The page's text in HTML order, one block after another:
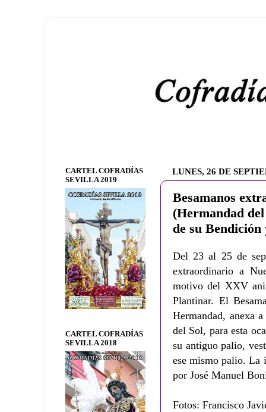
LUNES, 26 DE
Besamanos
(Hermandad
de su
Del 23 al 25 de
extraordinario a
motivo del XXV
Plantinar. El
Hermandad, anexa
del Sol, para esta
su antiguo palio,
ese mismo palio.La
por José Manuel
Fotos: Francisco
CARTEL COFRADÍAS
SEVILLA 2019
CARTEL COFRADÍAS
SEVILLA 2018